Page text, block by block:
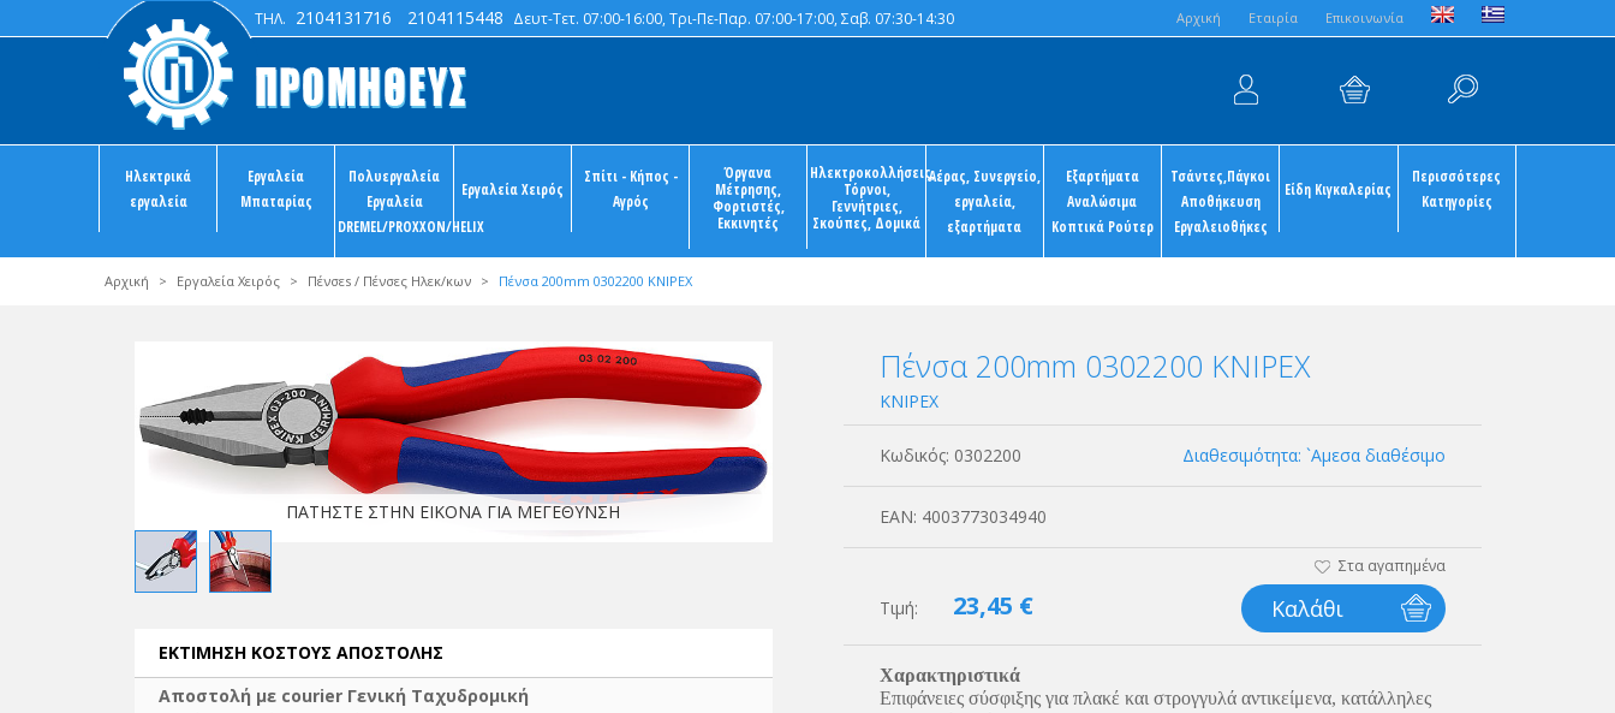
Aρχική Εταιρία Επικοινωνία
ΤΗΛ. 2104131716 2104115448 Δευτ-Τετ. 07:00-16:00, Τρι-Πε-Παρ. 07:00-17:00, Σαβ. 07:30-14:30
Ηλεκτρικά
εργαλεία
Εργαλεία
Μπαταρίας
Πολυεργαλεία
Εργαλεία
DREMEL/PROXXON/HELIX
Εργαλεία Χειρός
Σπίτι - Κήπος -
Αγρός
Όργανα
Μέτρησης,
Φορτιστές,
Εκκινητές
Ηλεκτροκολλήσεις,
Τόρνοι,
Γεννήτριες,
Σκούπες, Δομικά
Αέρας, Συνεργείο,
εργαλεία,
εξαρτήματα
Εξαρτήματα
Αναλώσιμα
Κοπτικά Ρούτερ
Τσάντες,Πάγκοι
Αποθήκευση
Εργαλειοθήκες
Είδη Κιγκαλερίας
Περισσότερες
Κατηγορίες
Αρχική > Εργαλεία Χειρός > Πένσεs / Πένσες Ηλεκ/κων > Πένσα 200mm 0302200 KNIPEX
ΠΑΤΗΣΤΕ ΣΤΗΝ ΕΙΚΟΝΑ ΓΙΑ ΜΕΓΕΘΥΝΣΗ
Πένσα 200mm 0302200 KNIPEX
KNIPEX
Κωδικός: 0302200 Διαθεσιμότητα: `Αμεσα διαθέσιμο
ΕΑΝ: 4003773034940
Τιμή: 23,45 €
Στα αγαπημένα
Καλάθι
Χαρακτηριστικά
Επιφάνειες σύσφιξης για πλακέ και στρογγυλά αντικείμενα, κατάλληλες
ΕΚΤΙΜΗΣΗ ΚΟΣΤΟΥΣ ΑΠΟΣΤΟΛΗΣ
Αποστολή με courier Γενική Ταχυδρομική